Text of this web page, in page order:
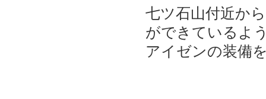
七ツ石山付近か
ができているよ
アイゼンの装備